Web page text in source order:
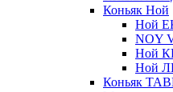
Коньяк Ной
Ной
NOY
Ной
Ной
Коньяк